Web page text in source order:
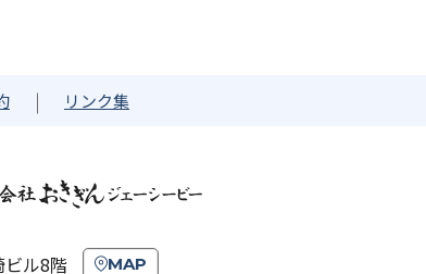
リンク集
ル8階 MAP